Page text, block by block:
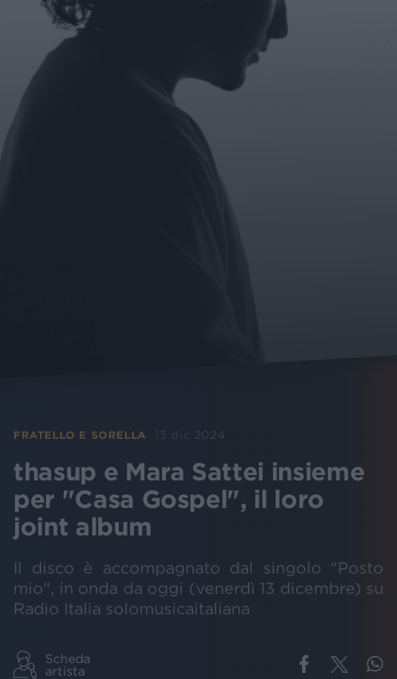
FRATELLO E SORELLA 13 dic 2024
thasup e Mara Sattei insieme
per "Casa Gospel", il loro
joint album
Il disco è accompagnato dal singolo "Posto
mio", in onda da oggi (venerdì 13 dicembre) su
Radio Italia solomusicaitaliana
Scheda
artista